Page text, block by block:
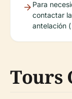
Para
contactar
antelación (
Tours